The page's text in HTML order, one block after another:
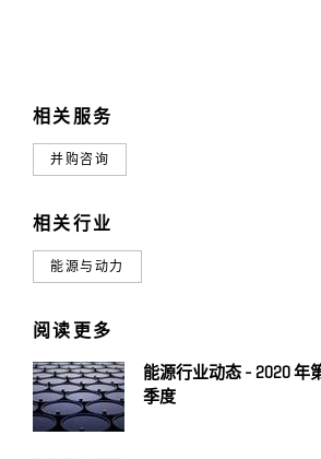
相关服务
并购咨询
相关行业
能源与动力
阅读更多
能源行业动态 - 2020 年
季度